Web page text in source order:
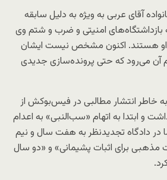
آقای عربی به ویژه به دلیل سابقه
بازداشتگاه‌های امنیتی و ضرب و شتم وی
هستند. اکنون مشخص نیست ایشان
آن می‌رود که حتی پرونده‌سازی جدیدی
سهیل عربی در سال ۹۲ به خاطر انتشار مطالبی در فیس‌بوکش از
و ابتدا به اتهام «سب‌النبی» به اعدام
دادگاه تجدیدنظر به هفت سال و نیم
مذهبی برای اثبات پشیمانی» و «دو سال